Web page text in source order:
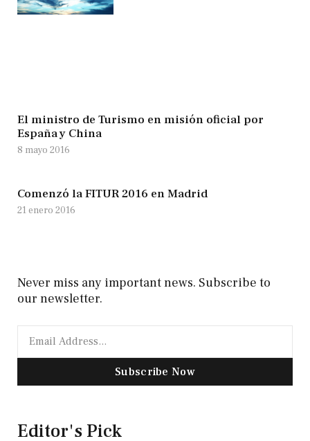
El ministro de Turismo en misión oficial por
España y China
8 mayo 2016
Comenzó la FITUR 2016 en Madrid
21 enero 2016
Never miss any important news. Subscribe to
our newsletter.
Subscribe Now
Editor's Pick